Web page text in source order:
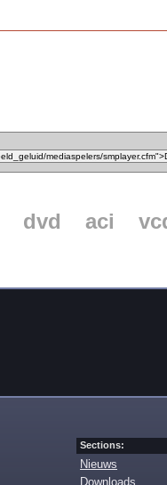
dvd aci
Sections:
Nieuws
Downloads